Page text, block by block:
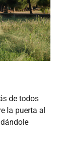
de todos
la puerta al